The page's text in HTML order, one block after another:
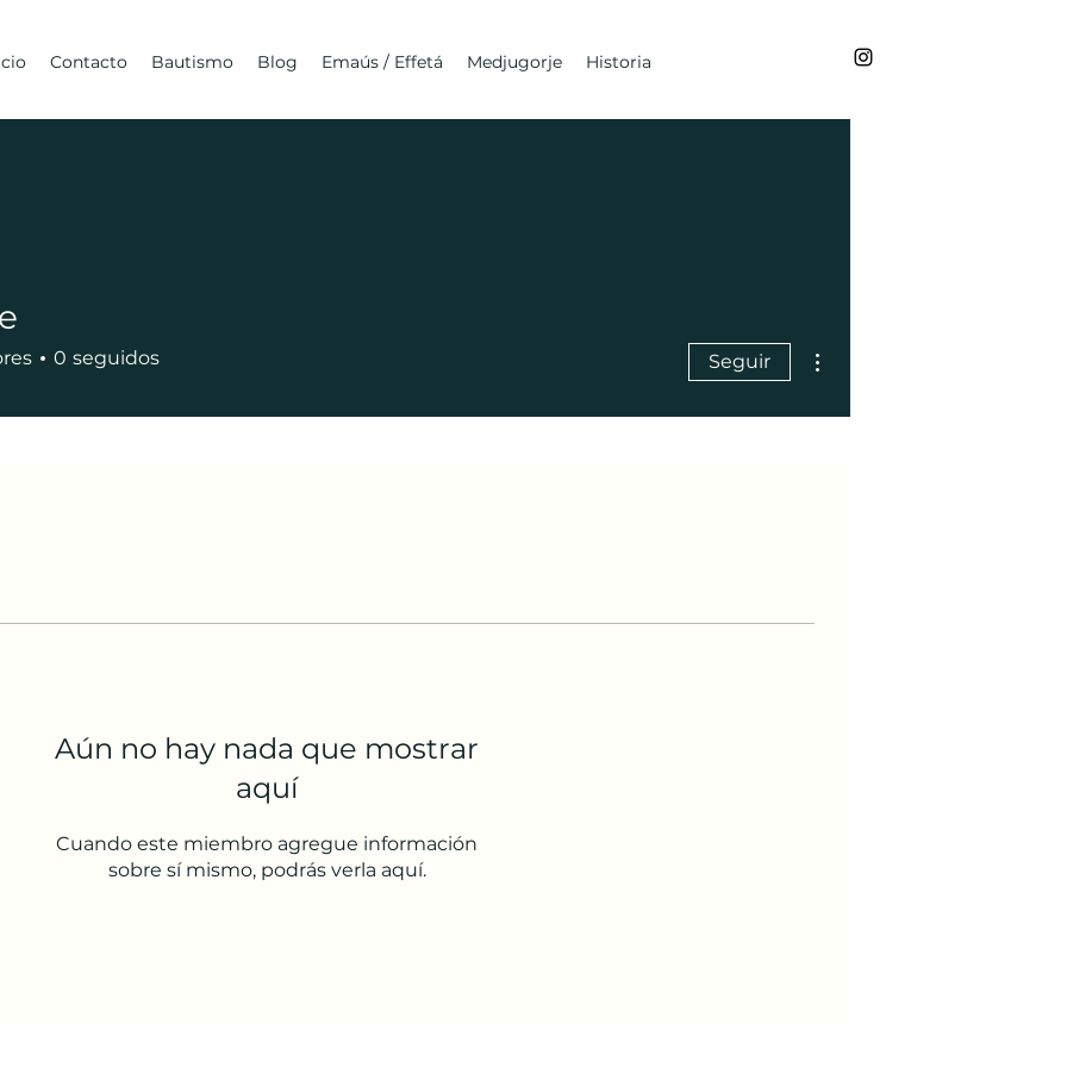
Contacto Bautismo Blog Emaús / Effetá Medjugorje Historia
Aún no hay nada que mostrar
aquí
Cuando este miembro agregue información
sobre sí mismo, podrás verla aquí.
0 seguidos Seguir